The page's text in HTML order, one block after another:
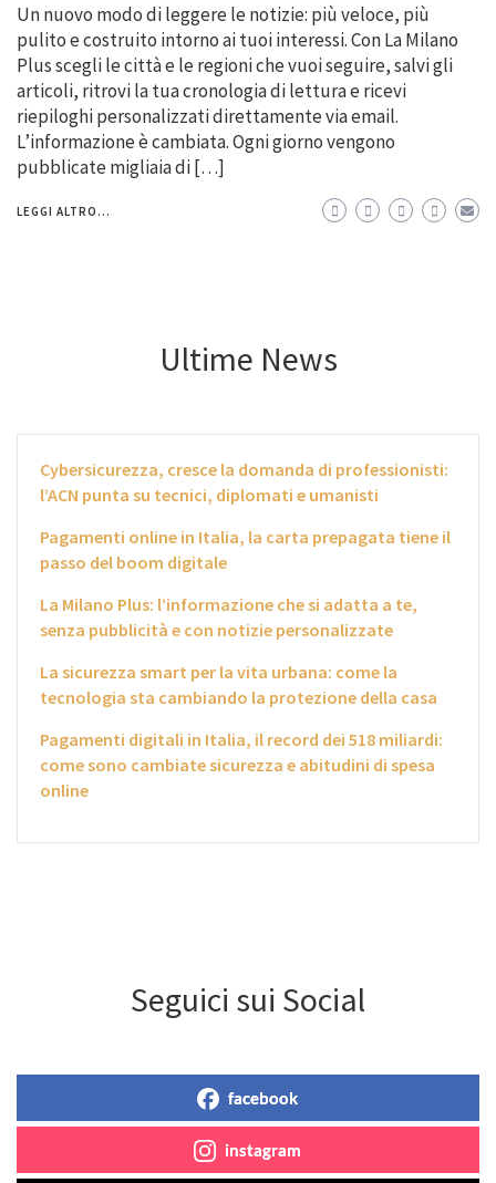
Un nuovo modo di leggere le notizie: più veloce, più
pulito e costruito intorno ai tuoi interessi. Con La Milano
Plus scegli le città e le regioni che vuoi seguire, salvi gli
articoli, ritrovi la tua cronologia di lettura e ricevi
riepiloghi personalizzati direttamente via email.
L’informazione è cambiata. Ogni giorno vengono
pubblicate migliaia di […]
LEGGI ALTRO...
Ultime News
Cybersicurezza, cresce la domanda di professionisti:
l’ACN punta su tecnici, diplomati e umanisti
Pagamenti online in Italia, la carta prepagata tiene il
passo del boom digitale
La Milano Plus: l’informazione che si adatta a te,
senza pubblicità e con notizie personalizzate
La sicurezza smart per la vita urbana: come la
tecnologia sta cambiando la protezione della casa
Pagamenti digitali in Italia, il record dei 518 miliardi:
come sono cambiate sicurezza e abitudini di spesa
online
Seguici sui Social
facebook
instagram